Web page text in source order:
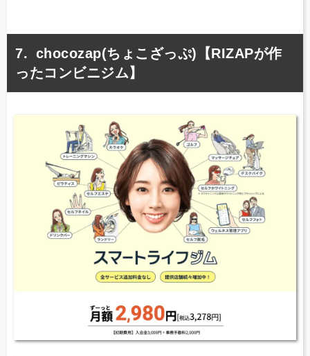
chocozap(ちょこざっぷ)【RIZAPが作
ったコンビニジム】